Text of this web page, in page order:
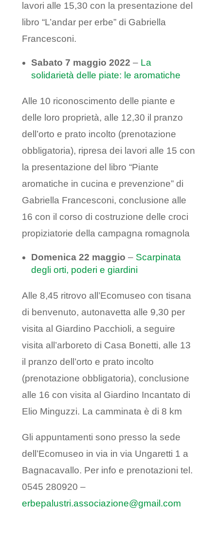
lavori alle 15,30 con la presentazione del
libro “L’andar per erbe” di Gabriella
Francesconi.
Sabato 7 maggio 2022 – La
solidarietà delle piate: le aromatiche
Alle 10 riconoscimento delle piante e
delle loro proprietà, alle 12,30 il pranzo
dell’orto e prato incolto (prenotazione
obbligatoria), ripresa dei lavori alle 15 con
la presentazione del libro “Piante
aromatiche in cucina e prevenzione” di
Gabriella Francesconi, conclusione alle
16 con il corso di costruzione delle croci
propiziatorie della campagna romagnola
Domenica 22 maggio – Scarpinata
degli orti, poderi e giardini
Alle 8,45 ritrovo all’Ecomuseo con tisana
di benvenuto, autonavetta alle 9,30 per
visita al Giardino Pacchioli, a seguire
visita all’arboreto di Casa Bonetti, alle 13
il pranzo dell’orto e prato incolto
(prenotazione obbligatoria), conclusione
alle 16 con visita al Giardino Incantato di
Elio Minguzzi. La camminata è di 8 km
Gli appuntamenti sono presso la sede
dell’Ecomuseo in via in via Ungaretti 1 a
Bagnacavallo. Per info e prenotazioni tel.
0545 280920 –
erbepalustri.associazione@gmail.com